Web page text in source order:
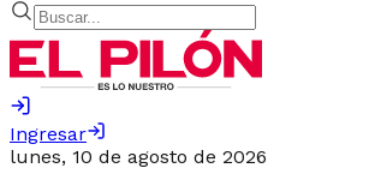
Ingresar
lunes, 10 de agosto de 2026